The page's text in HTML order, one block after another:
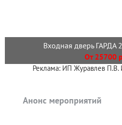
Входная дверь
От 25700
Реклама: ИП Журавлев
Анонс мероприятий